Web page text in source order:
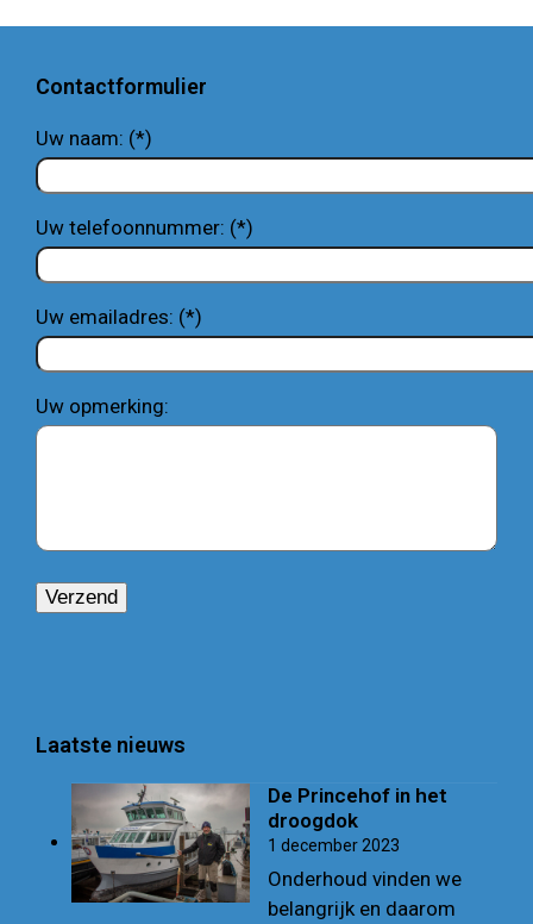
Contactformulier
Uw naam: (*)
Uw telefoonnummer: (*)
Uw emailadres: (*)
Uw opmerking:
Laatste nieuws
De Princehof in het
droogdok
1 december 2023
Onderhoud vinden we
belangrijk en daarom